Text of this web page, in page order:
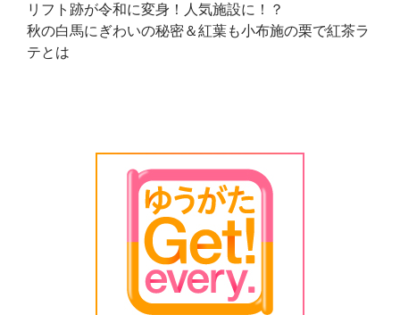
リフト跡が令和に変身！人気施設に！？
秋の白馬にぎわいの秘密＆紅葉も小布施の栗で紅茶ラ
テとは